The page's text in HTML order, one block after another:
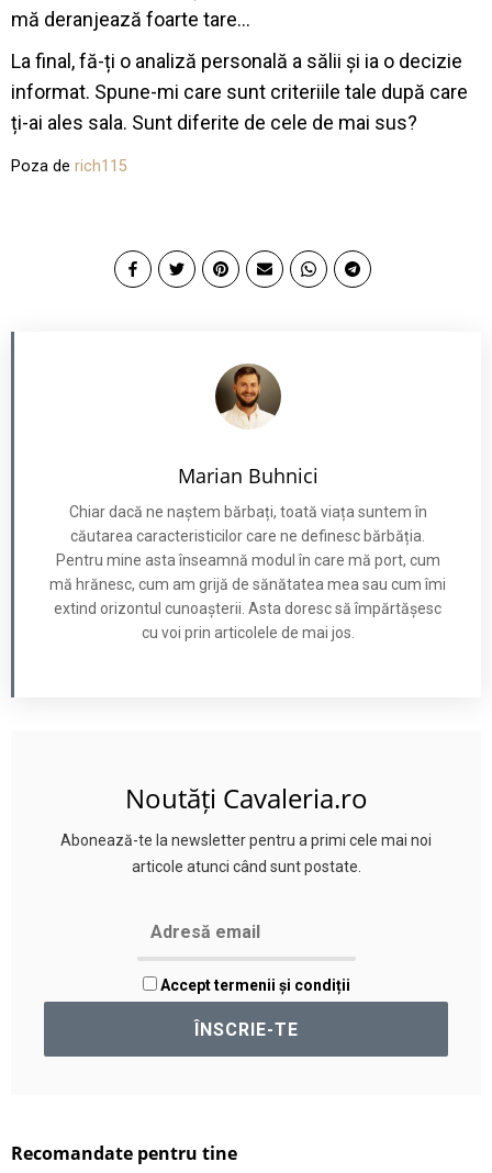
mă deranjează foarte tare…
La final, fă-ți o analiză personală a sălii și ia o decizie
informat. Spune-mi care sunt criteriile tale după care
ți-ai ales sala. Sunt diferite de cele de mai sus?
Poza de rich115
Marian Buhnici
Chiar dacă ne naștem bărbați, toată viața suntem în
căutarea caracteristicilor care ne definesc bărbăția.
Pentru mine asta înseamnă modul în care mă port, cum
mă hrănesc, cum am grijă de sănătatea mea sau cum îmi
extind orizontul cunoașterii. Asta doresc să împărtășesc
cu voi prin articolele de mai jos.
Noutăți Cavaleria.ro
Abonează-te la newsletter pentru a primi cele mai noi
articole atunci când sunt postate.
Accept termenii și condiții
Recomandate pentru tine